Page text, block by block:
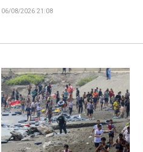
06/08/2026 21:08